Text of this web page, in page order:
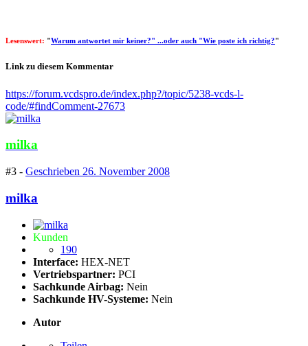
Lesenswert: "Warum antwortet mir keiner?" ...oder auch "Wie poste ich richtig?"
Link zu diesem Kommentar
https://forum.vcdspro.de/index.php?/topic/5238-vcds-l-
code/#findComment-27673
milka
#3 - Geschrieben 26. November 2008
milka
Kunden
190
Interface: HEX-NET
Vertriebspartner: PCI
Sachkunde Airbag: Nein
Sachkunde HV-Systeme: Nein
Autor